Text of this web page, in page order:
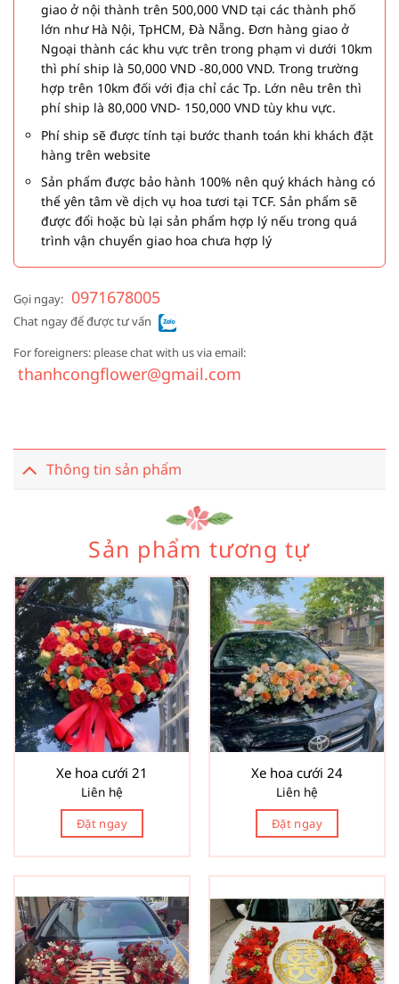
giao ở nội thành trên 500,000 VND tại các thành phố
lớn như Hà Nội, TpHCM, Đà Nẵng. Đơn hàng giao ở
Ngoại thành các khu vực trên trong phạm vi dưới 10km
thì phí ship là 50,000 VND -80,000 VND. Trong trường
hợp trên 10km đối với địa chỉ các Tp. Lớn nêu trên thì
phí ship là 80,000 VND- 150,000 VND tùy khu vực.
Phí ship sẽ được tính tại bước thanh toán khi khách đặt
hàng trên website
Sản phẩm được bảo hành 100% nên quý khách hàng có
thể yên tâm về dịch vụ hoa tươi tại TCF. Sản phẩm sẽ
được đổi hoặc bù lại sản phẩm hợp lý nếu trong quá
trình vận chuyển giao hoa chưa hợp lý
Gọi ngay: 0971678005
Chat ngay để được tư vấn
For foreigners: please chat with us via email:
thanhcongflower@gmail.com
Thông tin sản phẩm
Sản phẩm tương tự
Xe hoa cưới 21
Liên hệ
Đặt ngay
Xe hoa cưới 24
Liên hệ
Đặt ngay